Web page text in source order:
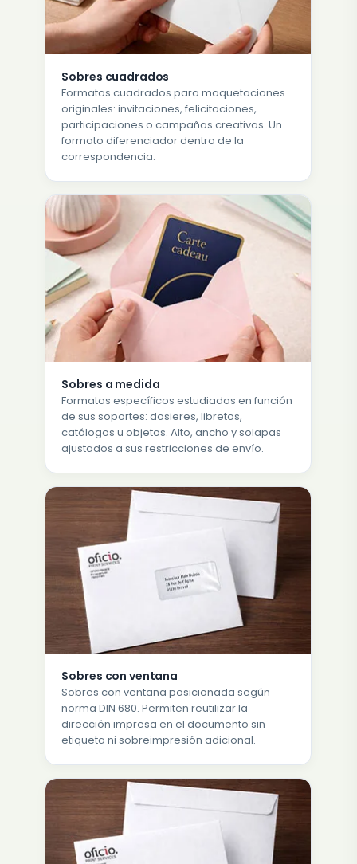
Sobres cuadrados
Formatos cuadrados para maquetaciones
originales: invitaciones, felicitaciones,
participaciones o campañas creativas. Un
formato diferenciador dentro de la
correspondencia.
Sobres a medida
Formatos específicos estudiados en función
de sus soportes: dosieres, libretos,
catálogos u objetos. Alto, ancho y solapas
ajustados a sus restricciones de envío.
Sobres con ventana
Sobres con ventana posicionada según
norma DIN 680. Permiten reutilizar la
dirección impresa en el documento sin
etiqueta ni sobreimpresión adicional.